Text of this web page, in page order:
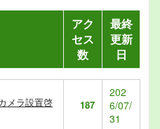
アク
セス
数
最終
更新
日
メラ設置啓
187
202
6/07/
31